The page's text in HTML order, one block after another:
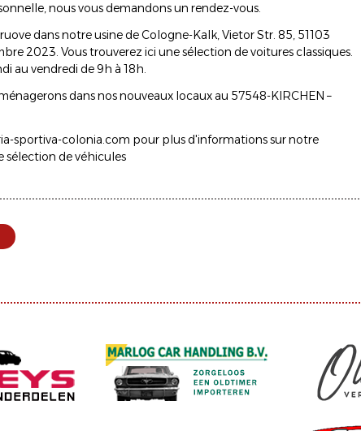
nous vous demandons un rendez-vous.
dans notre usine de Cologne-Kalk, Vietor Str. 85, 51103
2023. Vous trouverez ici une sélection de voitures classiques.
au vendredi de 9h à 18h.
dans nos nouveaux locaux au 57548-KIRCHEN –
sportiva-colonia.com pour plus d'informations sur notre
sélection de véhicules